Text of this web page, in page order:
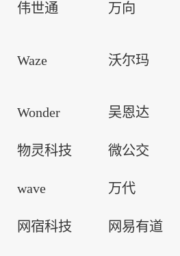
伟世通 万向
Waze 沃尔玛
Wonder 吴恩达
物灵科技 微公交
wave 万代
网宿科技 网易有道